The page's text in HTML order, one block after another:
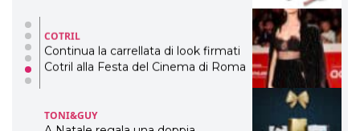
COTRIL
Continua la carrellata di look firmati
Cotril alla Festa del Cinema di Roma
TONI&GUY